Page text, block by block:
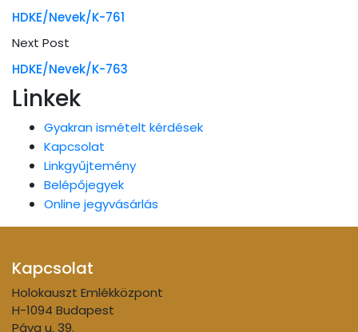
HDKE/Nevek/K-761
Next Post
HDKE/Nevek/K-763
Linkek
Gyakran ismételt kérdések
Kapcsolat
Linkgyűjtemény
Belépőjegyek
Online jegyvásárlás
Kapcsolat
Holokauszt Emlékközpont
H-1094 Budapest
Páva u. 39.